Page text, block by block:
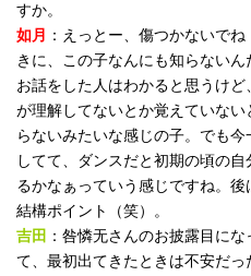
すか。
如月
：えっとー、傷つかないで
きに、この子なんにも知らないん
お話をした人はわかると思うけ
が理解してないとか覚えていな
らないみたいな感じの子。でも
してて、ダンスだと初期の頃の
るかなぁっていう感じですね。
結構ポイント（笑）。
吉田 ：咎憐无さんのお披露目に
て、最初出てきたときは不安だ